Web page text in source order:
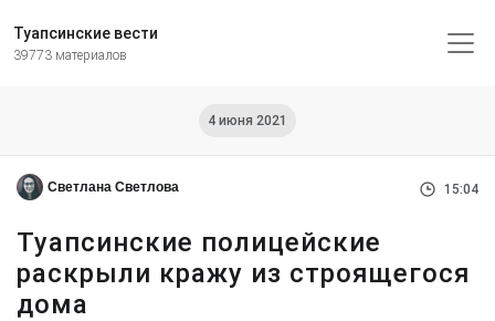
Туапсинские вести
39773 материалов
4 июня 2021
Светлана Светлова 15:04
Туапсинские полицейские
раскрыли кражу из строящегося
дома